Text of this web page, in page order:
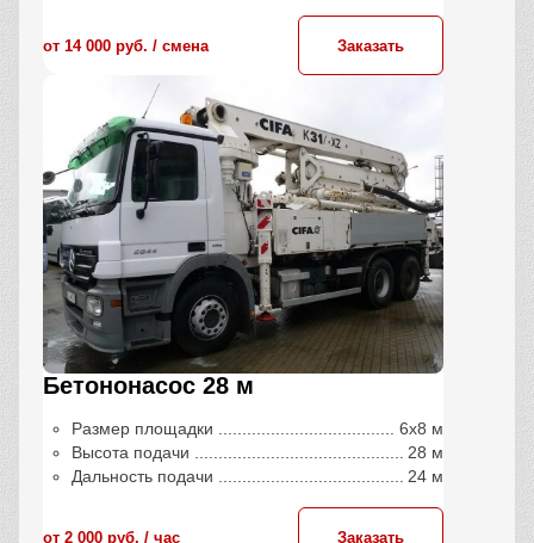
от 14 000 руб. / сменa Заказать
Бетононасос 28 м
Размер площадки
6х8 м
Высота подачи
28 м
Дальность подачи
24 м
от 2 000 руб. / час Заказать